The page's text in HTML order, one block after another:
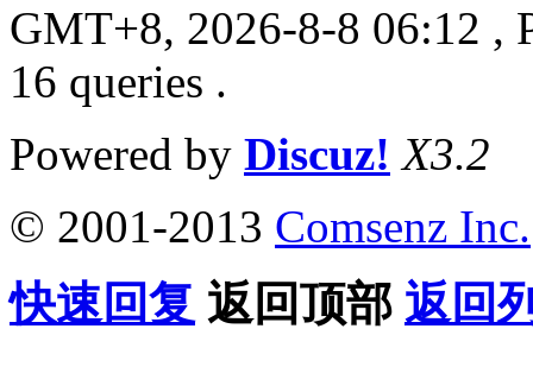
GMT+8, 2026-8-8 06:12 ,
16 queries .
Powered by Discuz! X3.2
© 2001-2013 Comsenz Inc.
快速回复 返回顶部 返回